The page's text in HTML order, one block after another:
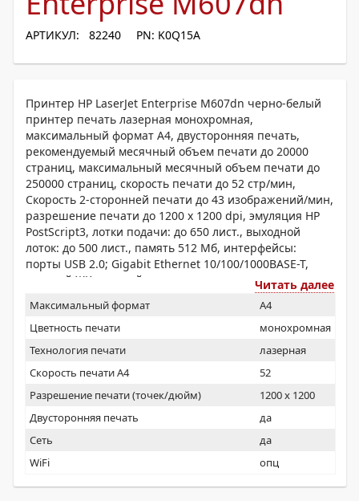
АРТИКУЛ: 82240 PN: K0Q15A
Принтер HP LaserJet Enterprise M607dn черно-белый
принтер печать лазерная монохромная,
максимальный формат A4, двусторонняя печать,
рекомендуемый месячный объем печати до 20000
страниц, максимальный месячный объем печати до
250000 страниц, скорость печати до 52 стр/мин,
Скорость 2-сторонней печати до 43 изображений/мин,
разрешение печати до 1200 x 1200 dpi, эмуляция HP
PostScript3, лотки подачи: до 650 лист., выходной
лоток: до 500 лист., память 512 Мб, интерфейсы:
порты USB 2.0; Gigabit Ethernet 10/100/1000BASE-T,
цветной ЖК-дисплей
Читать далее
Максимальный формат
A4
Цветность печати
монохромная
Технология печати
лазерная
Скорость печати А4
52
Разрешение печати (точек/дюйм)
1200 x 1200
Двусторонняя печать
да
Сеть
да
WiFi
опц